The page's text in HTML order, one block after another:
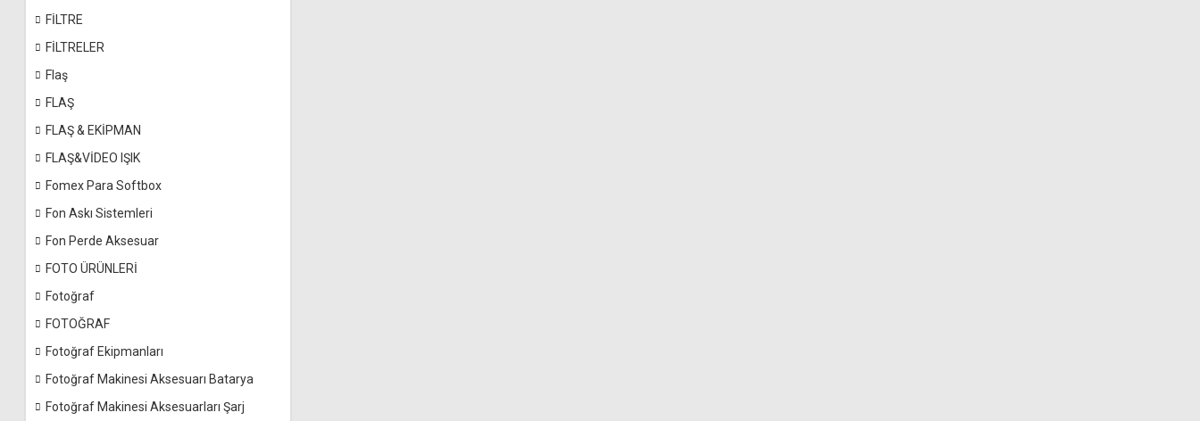
FİLTRE
FİLTRELER
Flaş
FLAŞ
FLAŞ & EKİPMAN
FLAŞ&VİDEO IŞIK
Fomex Para Softbox
Fon Askı Sistemleri
Fon Perde Aksesuar
FOTO ÜRÜNLERİ
Fotoğraf
FOTOĞRAF
Fotoğraf Ekipmanları
Fotoğraf Makinesi Aksesuarı Batarya
Fotoğraf Makinesi Aksesuarları Şarj